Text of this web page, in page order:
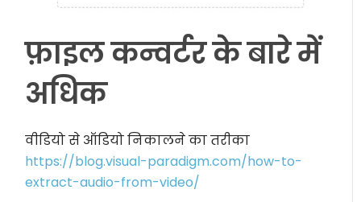
फ़ाइल कन्वर्टर के बारे में
अधिक
वीडियो से ऑडियो निकालने का तरीका
https://blog.visual-paradigm.com/how-to-
extract-audio-from-video/